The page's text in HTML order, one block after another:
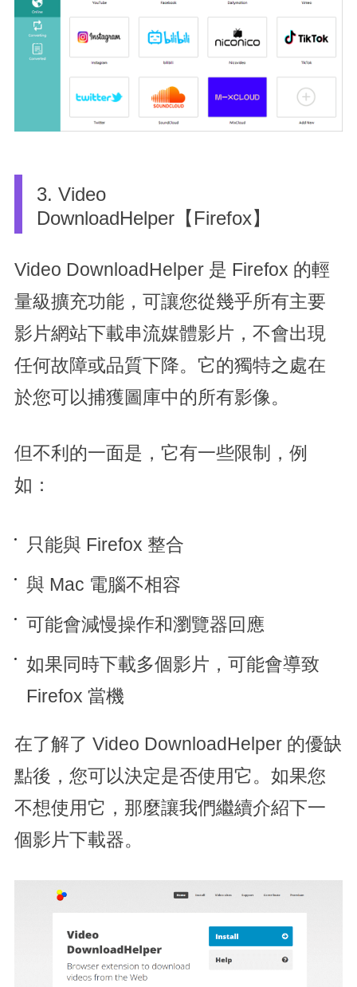
3. Video
DownloadHelper【Firefox】
Video DownloadHelper 是 Firefox 的輕
量級擴充功能，可讓您從幾乎所有主要
影片網站下載串流媒體影片，不會出現
任何故障或品質下降。它的獨特之處在
於您可以捕獲圖庫中的所有影像。
但不利的一面是，它有一些限制，例
如：
只能與 Firefox 整合
與 Mac 電腦不相容
可能會減慢操作和瀏覽器回應
如果同時下載多個影片，可能會導致
Firefox 當機
在了解了 Video DownloadHelper 的優缺
點後，您可以決定是否使用它。如果您
不想使用它，那麼讓我們繼續介紹下一
個影片下載器。